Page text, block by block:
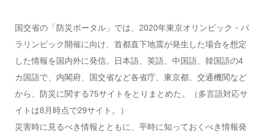
国交省の「防災ポータル」では、2020年東京オリンピック・パ
ラリンピック開催に向け、首都直下地震が発生した場合を想定
した情報を国内外に発信。日本語、英語、中国語、韓国語の4
カ国語で、内閣府、国交省など各省庁、東京都、交通機関など
から、防災に関する75サイトをとりまとめた。（多言語対応サ
イトは8月時点で29サイト。）
災害時に見るべき情報とともに、平時に知っておくべき情報発